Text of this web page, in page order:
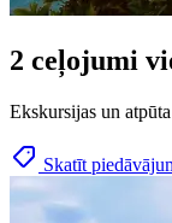
2 ceļojumi
Ekskursijas un
Skatīt